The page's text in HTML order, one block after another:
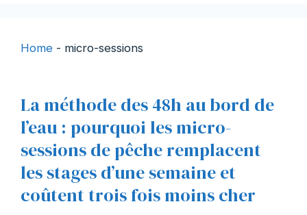
Home - micro-sessions
La méthode des 48h au bord de
l’eau : pourquoi les micro-
sessions de pêche remplacent
les stages d’une semaine et
coûtent trois fois moins cher